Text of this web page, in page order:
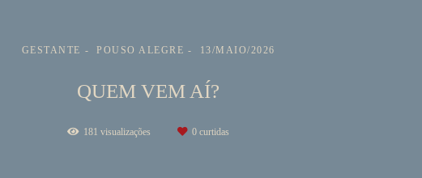
GESTANTE POUSO ALEGRE 13/MAIO/2026
QUEM VEM AÍ?
181 visualizações 0 curtidas